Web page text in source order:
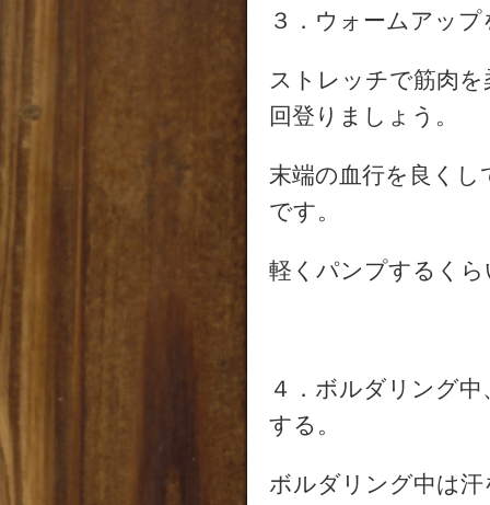
３．ウォームアッ
ストレッチで筋肉
回登りましょう。
末端の血行を良く
です。
軽くパンプするく
４．ボルダリング
する。
ボルダリング中は